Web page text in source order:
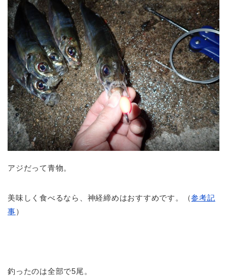
アジだって青物。
美味しく食べるなら、神経締めはおすすめです。（参考記
事）
釣ったのは全部で5尾。